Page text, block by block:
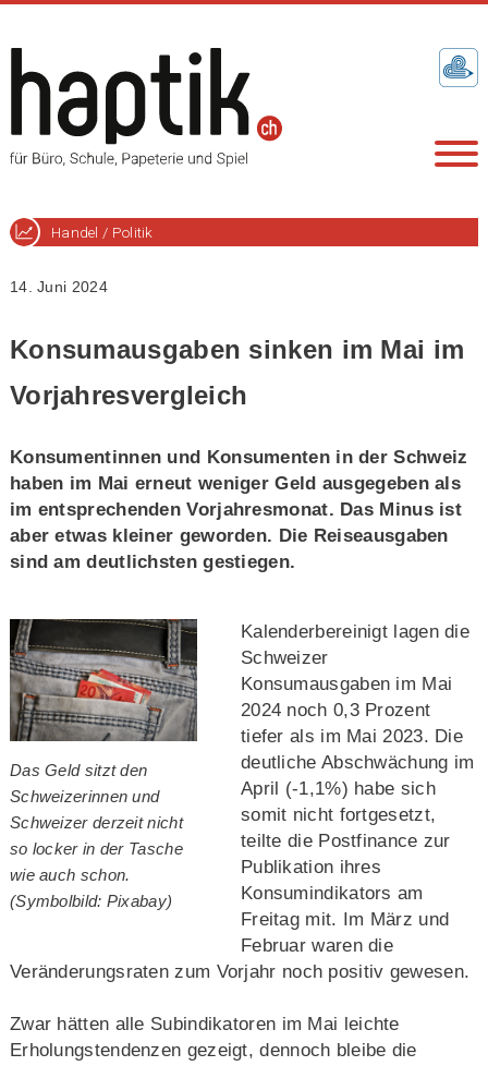
Handel / Politik
14. Juni 2024
Konsumausgaben sinken im Mai im
Vorjahresvergleich
Konsumentinnen und Konsumenten in der Schweiz
haben im Mai erneut weniger Geld ausgegeben als
im entsprechenden Vorjahresmonat. Das Minus ist
aber etwas kleiner geworden. Die Reiseausgaben
sind am deutlichsten gestiegen.
Das Geld sitzt den
Schweizerinnen und
Schweizer derzeit nicht
so locker in der Tasche
wie auch schon.
(Symbolbild: Pixabay)
Kalenderbereinigt lagen die
Schweizer
Konsumausgaben im Mai
2024 noch 0,3 Prozent
tiefer als im Mai 2023. Die
deutliche Abschwächung im
April (-1,1%) habe sich
somit nicht fortgesetzt,
teilte die Postfinance zur
Publikation ihres
Konsumindikators am
Freitag mit. Im März und
Februar waren die
Veränderungsraten zum Vorjahr noch positiv gewesen.
Zwar hätten alle Subindikatoren im Mai leichte
Erholungstendenzen gezeigt, dennoch bleibe die